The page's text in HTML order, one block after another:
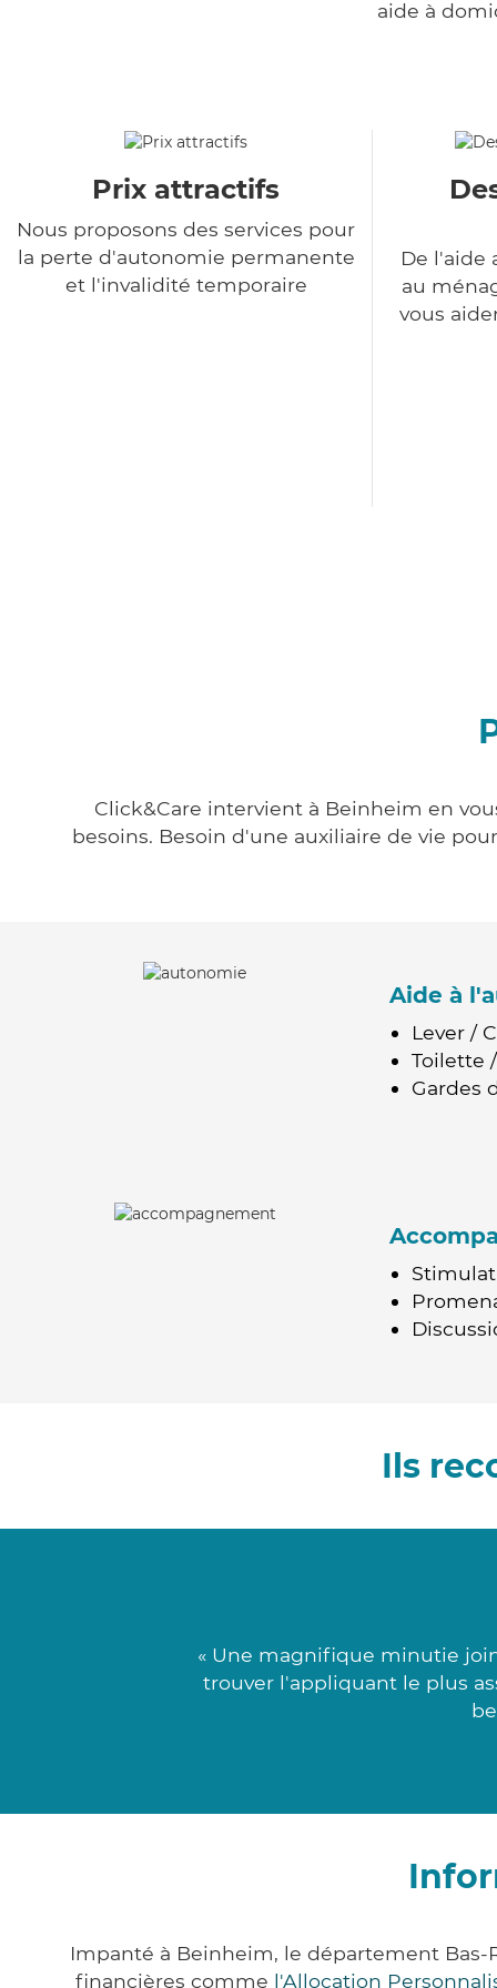
aide à
Prix attractifs
Nous proposons des services pour
la perte d'autonomie permanente
et l'invalidité temporaire
De l'aide
au
vous
Click&Care intervient à Beinheim en
besoins. Besoin d'une auxiliaire de vie
Aide à
Lever /
Toilette
Gardes
Ils
« Une magnifique minutie
trouver l'appliquant le plus
Impanté à Beinheim, le département Bas-
financières comme l'Allocation